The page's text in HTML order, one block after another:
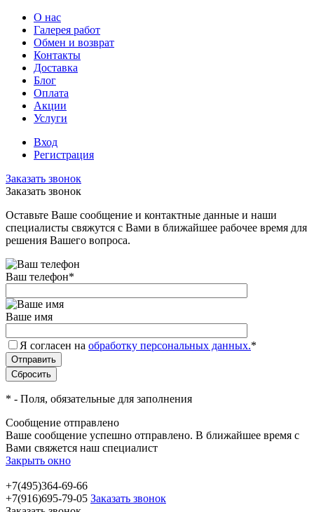
О нас
Галерея работ
Обмен и возврат
Контакты
Доставка
Блог
Оплата
Акции
Услуги
Вход
Регистрация
Заказать звонок
Заказать звонок
Оставьте Ваше сообщение и контактные данные и наши
специалисты свяжутся с Вами в ближайшее рабочее время для
решения Вашего вопроса.
Ваш телефон*
Ваше имя
Я согласен на обработку персональных данных.*
* - Поля, обязательные для заполнения
Сообщение отправлено
Ваше сообщение успешно отправлено. В ближайшее время с
Вами свяжется наш специалист
Закрыть окно
+7(495)364-69-66
+7(916)695-79-05 Заказать звонок